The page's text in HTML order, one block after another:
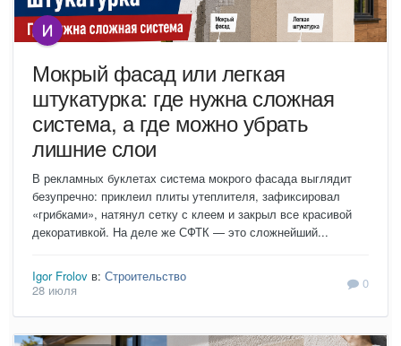
Мокрый фасад или легкая
штукатурка: где нужна сложная
система, а где можно убрать
лишние слои
В рекламных буклетах система мокрого фасада выглядит
безупречно: приклеил плиты утеплителя, зафиксировал
«грибками», натянул сетку с клеем и закрыл все красивой
декоративкой. На деле же СФТК — это сложнейший...
Igor Frolov в: Строительство
28 июля
0